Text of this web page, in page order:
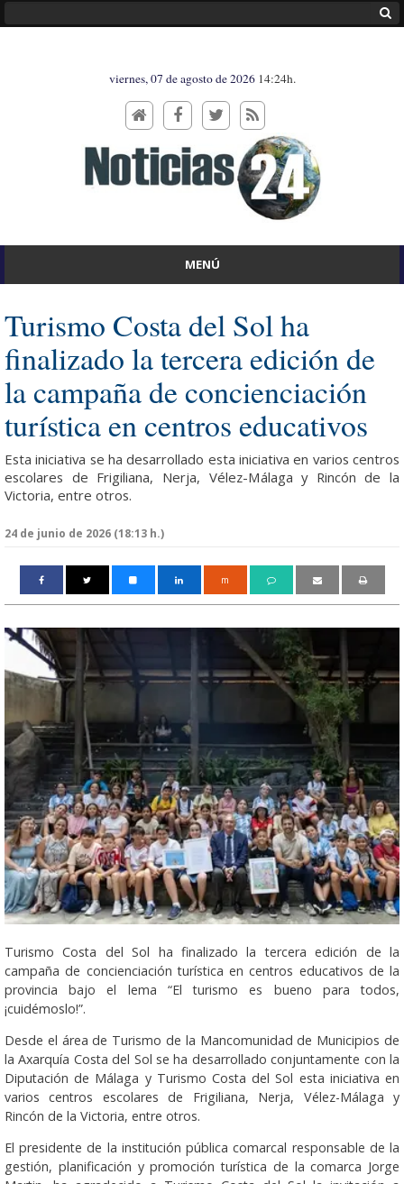
viernes, 07 de agosto de 2026 14:24h.
MENÚ
Turismo Costa del Sol ha
finalizado la tercera edición de
la campaña de concienciación
turística en centros educativos
Esta iniciativa se ha desarrollado esta iniciativa en varios centros
escolares de Frigiliana, Nerja, Vélez-Málaga y Rincón de la
Victoria, entre otros.
24 de junio de 2026 (18:13 h.)
m
Turismo Costa del Sol ha finalizado la tercera edición de la
campaña de concienciación turística en centros educativos de la
provincia bajo el lema “El turismo es bueno para todos,
¡cuidémoslo!”.
Desde el área de Turismo de la Mancomunidad de Municipios de
la Axarquía Costa del Sol se ha desarrollado conjuntamente con la
Diputación de Málaga y Turismo Costa del Sol esta iniciativa en
varios centros escolares de Frigiliana, Nerja, Vélez-Málaga y
Rincón de la Victoria, entre otros.
El presidente de la institución pública comarcal responsable de la
gestión, planificación y promoción turística de la comarca Jorge